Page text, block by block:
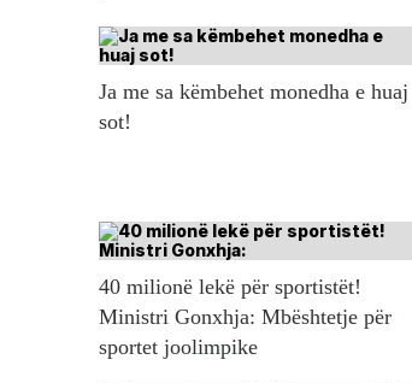
Ja me sa këmbehet monedha e huaj
sot!
40 milionë lekë për sportistët!
Ministri Gonxhja: Mbështetje për
sportet joolimpike